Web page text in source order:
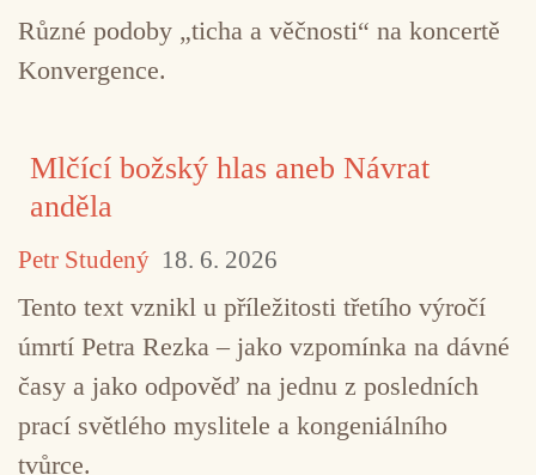
Různé podoby „ticha a věčnosti“ na koncertě
Konvergence.
Mlčící božský hlas aneb Návrat
anděla
Petr Studený 18. 6. 2026
Tento text vznikl u příležitosti třetího výročí
úmrtí Petra Rezka – jako vzpomínka na dávné
časy a jako odpověď na jednu z posledních
prací světlého myslitele a kongeniálního
tvůrce.